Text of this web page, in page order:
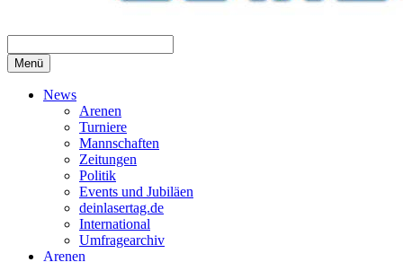
Menü
News
Arenen
Turniere
Mannschaften
Zeitungen
Politik
Events und Jubiläen
deinlasertag.de
International
Umfragearchiv
Arenen